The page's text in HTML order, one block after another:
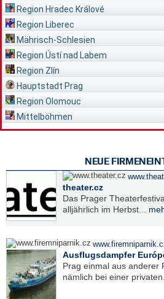
Region Hradec Králové
Region Liberec
Mährisch-Schlesien
Region Ústí nad Labem
Region Zlín
Hauptstadt Prag
Region Olomouc
Mittelböhmen
NEUE
theater.cz
Das Prager
alljährlich im Herbst...
Ausflugsdampfer
Prag einmal aus anderer
nämlich bei einer